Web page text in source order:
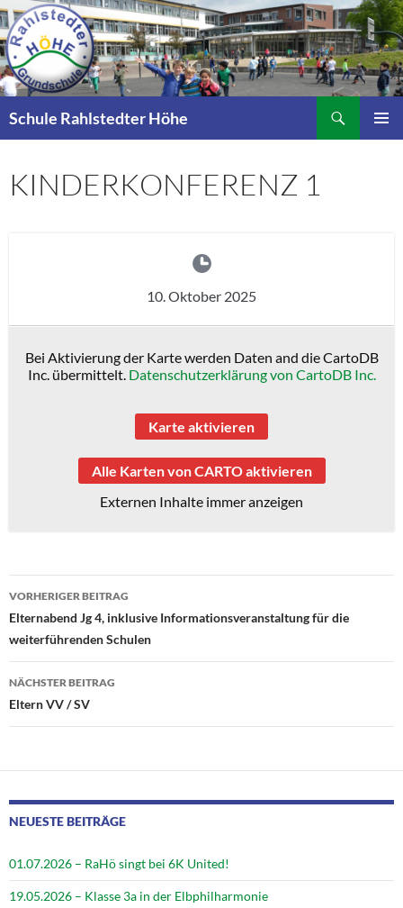
Zum
Inhalt
springen
Schule Rahlstedter Höhe
KINDERKONFERENZ 1
10. Oktober 2025
Bei Aktivierung der Karte werden Daten and die CartoDB
Inc. übermittelt. Datenschutzerklärung von CartoDB Inc.
Karte aktivieren
Alle Karten von CARTO aktivieren
Externen Inhalte immer anzeigen
Beitragsnavigation
VORHERIGER BEITRAG
Elternabend Jg 4, inklusive Informationsveranstaltung für die
weiterführenden Schulen
NÄCHSTER BEITRAG
Eltern VV / SV
NEUESTE BEITRÄGE
01.07.2026 – RaHö singt bei 6K United!
19.05.2026 – Klasse 3a in der Elbphilharmonie